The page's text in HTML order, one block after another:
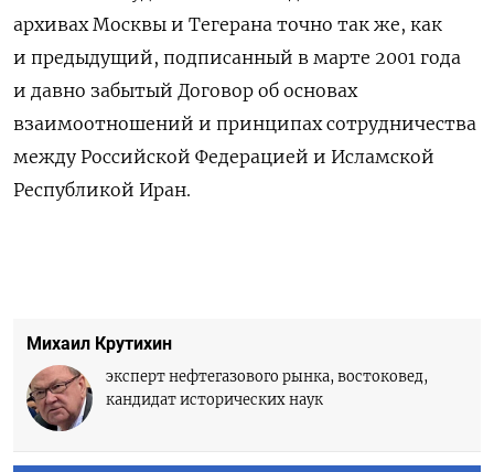
архивах Москвы и Тегерана точно так же, как
и предыдущий, подписанный в марте 2001 года
и давно забытый Договор об основах
взаимоотношений и принципах сотрудничества
между Российской Федерацией и Исламской
Республикой Иран.
Михаил Крутихин
эксперт нефтегазового рынка, востоковед,
кандидат исторических наук